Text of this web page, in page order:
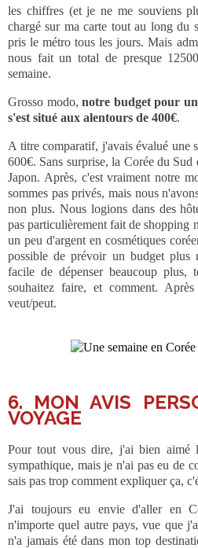
les chiffres (et je ne me souviens
chargé sur ma carte tout au long du
pris le métro tous les jours. Mais
nous fait un total de presque
semaine.
Grosso modo,notre budget pour
s'est situé aux alentours de 400€.
A titre comparatif, j'avais évalué une
600€. Sans surprise, la Corée du
Japon. Après, c'est vraiment notre
sommes pas privés, mais nous
non plus. Nous logions dans des
pas particulièrement fait de shopping
un peu d'argent en cosmétiques
possible de prévoir un budget plus
facile de dépenser beaucoup plus,
souhaitez faire, et comment.
veut/peut.
6. MON AVIS
VOYAGE
Pour tout vous dire, j'ai bien aimé
sympathique, mais je n'ai pas eu de
sais pas trop comment expliquer ça,
J'ai toujours eu envie d'aller en
n'importe quel autre pays, vue que
n'a jamais été dans mon top